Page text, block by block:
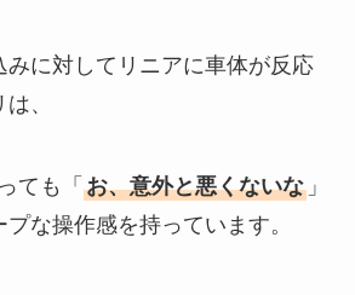
みに対してリニアに車体が反応
、
ても「 お、意外と悪くないな」
な操作感を持っています。